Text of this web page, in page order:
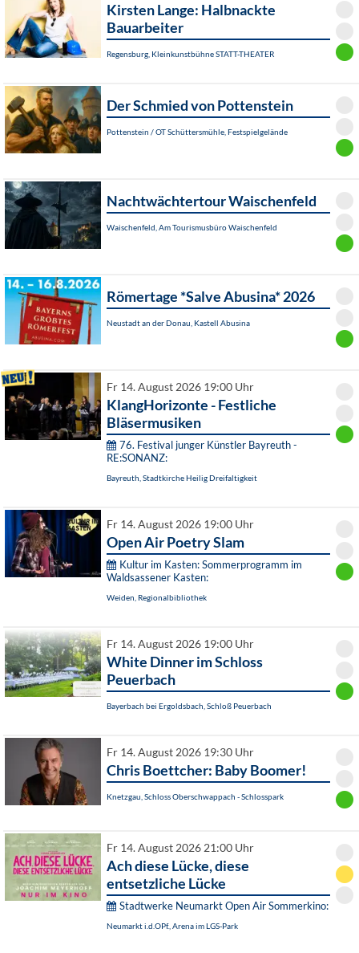
Kirsten Lange: Halbnackte
Bauarbeiter
Regensburg, Kleinkunstbühne STATT-THEATER
Der Schmied von Pottenstein
Pottenstein / OT Schüttersmühle, Festspielgelände
Nachtwächtertour Waischenfeld
Waischenfeld, Am Tourismusbüro Waischenfeld
Römertage *Salve Abusina* 2026
Neustadt an der Donau, Kastell Abusina
Fr 14. August 2026 19:00 Uhr
KlangHorizonte - Festliche
Bläsermusiken
76. Festival junger Künstler Bayreuth -
RE:SONANZ:
Bayreuth, Stadtkirche Heilig Dreifaltigkeit
Fr 14. August 2026 19:00 Uhr
Open Air Poetry Slam
Kultur im Kasten: Sommerprogramm im
Waldsassener Kasten:
Weiden, Regionalbibliothek
Fr 14. August 2026 19:00 Uhr
White Dinner im Schloss
Peuerbach
Bayerbach bei Ergoldsbach, Schloß Peuerbach
Fr 14. August 2026 19:30 Uhr
Chris Boettcher: Baby Boomer!
Knetzgau, Schloss Oberschwappach - Schlosspark
Fr 14. August 2026 21:00 Uhr
Ach diese Lücke, diese
entsetzliche Lücke
Stadtwerke Neumarkt Open Air Sommerkino:
Neumarkt i.d.OPf., Arena im LGS-Park